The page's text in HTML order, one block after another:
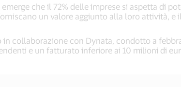
che il 72% delle imprese si aspetta di
un valore aggiunto alla loro attività, e
in collaborazione con Dynata, condotto a
e un fatturato inferiore ai 10 milioni di